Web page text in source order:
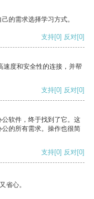
的需求选择学习方式。
支持[0] 反对[0]
速度和安全性的连接，并帮
支持[0] 反对[0]
软件，终于找到了它。这
的所有需求。操作也很简
支持[0] 反对[0]
省心。